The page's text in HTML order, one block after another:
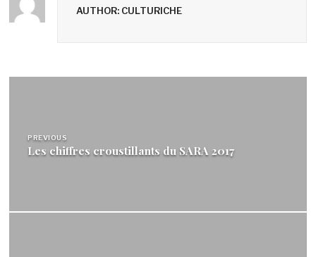
AUTHOR: CULTURICHE
l’article
PREVIOUS
Les chiffres croustillants du SARA 2017